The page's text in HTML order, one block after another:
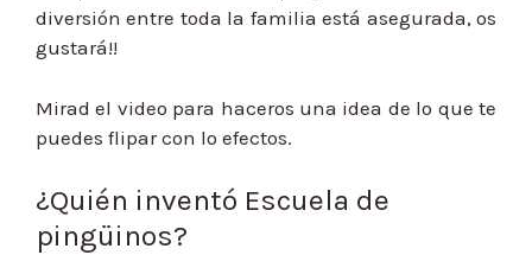
diversión entre toda la familia está asegurada, os
gustará!!
Mirad el video para haceros una idea de lo que te
puedes flipar con lo efectos.
¿Quién inventó Escuela de
pingüinos?